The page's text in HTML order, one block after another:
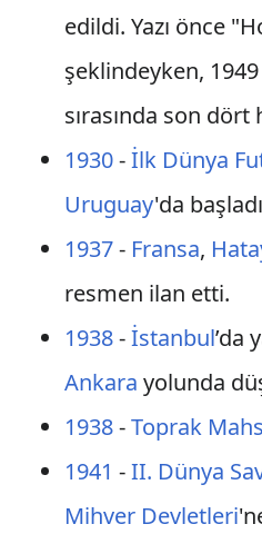
edildi. Yazı önce
şeklindeyken,
sırasında son dört
1930-İlk Dünya
Uruguay'da
1937- Fransa,
resmen ilan etti.
1938-İstanbul’da
Ankara yolunda
1938-Toprak
1941 -II. Dünya
Mihver Devletleri